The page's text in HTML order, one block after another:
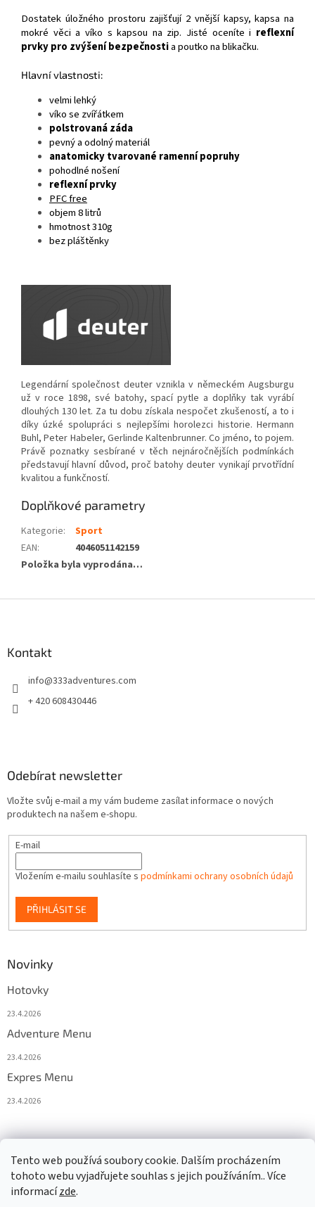
Tento web používá soubory cookie. Dalším procházením
tohoto webu vyjadřujete souhlas s jejich používáním.. Více
informacízde.
Dostatek úložného prostoru zajišťují 2 vnější kapsy, kapsa na
mokré věci a víko s kapsou na zip. Jisté oceníte i reflexní
prvky pro zvýšení bezpečnostia poutko na blikačku.
Hlavní vlastnosti:
velmi lehký
víko se zvířátkem
polstrovaná záda
pevný a odolný materiál
anatomicky tvarované ramenní popruhy
pohodlné nošení
reflexní prvky
PFC free
objem 8 litrů
hmotnost 310g
bez pláštěnky
Legendární společnost deuter vznikla v německém Augsburgu
už v roce 1898, své batohy, spací pytle a doplňky tak vyrábí
dlouhých 130 let. Za tu dobu získala nespočet zkušeností, a to i
díky úzké spolupráci s nejlepšími horolezci historie. Hermann
Buhl, Peter Habeler, Gerlinde Kaltenbrunner. Co jméno, to pojem.
Právě poznatky sesbírané v těch nejnáročnějších podmínkách
představují hlavní důvod, proč batohy deuter vynikají prvotřídní
kvalitou a funkčností.
Doplňkové parametry
Kategorie:
Sport
EAN:
4046051142159
Položka byla vyprodána…
Kontakt
info@333adventures.com
+ 420 608430446
Odebírat newsletter
Vložte svůj e-mail a my vám budeme zasílat informace o nových
produktech na našem e-shopu.
E-mail
Vložením e-mailu souhlasíte s podmínkami ochrany osobních údajů
PŘIHLÁSIT SE
Novinky
Hotovky
23.4.2026
Adventure Menu
23.4.2026
Expres Menu
23.4.2026